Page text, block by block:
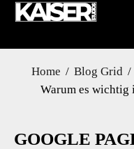
Home Blog Grid
Warum es wichtig
GOOGLE
DSGVO Cookie Consent